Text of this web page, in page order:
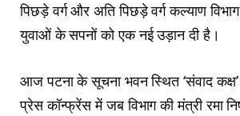
पिछड़े वर्ग और अति पिछड़े वर्ग कल्याण
युवाओं के सपनों को एक नई उड़ान दी है।
आज पटना के सूचना भवन स्थित ‘संवाद
प्रेस कॉन्फ्रेंस में जब विभाग की मंत्री रमा